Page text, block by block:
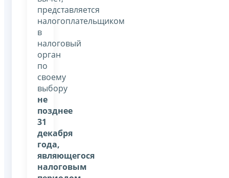
представляется
налогоплательщиком
в
налоговый
орган
по
своему
выбору
не
позднее
31
декабря
года,
являющегося
налоговым